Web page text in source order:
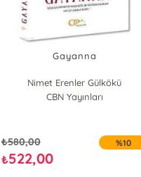
Gayanna
Nimet Erenler Gülkökü
CBN Yayınları
₺580,00
₺522,00
%10